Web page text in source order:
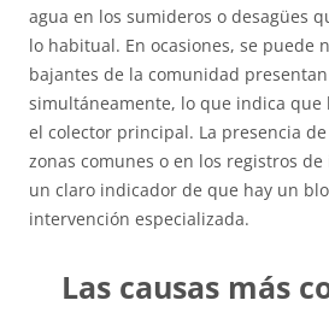
agua en los sumideros o desagües
lo habitual. En ocasiones, se puede
bajantes de la comunidad
simultáneamente, lo que indica que
el colector principal. La presencia
zonas comunes o en los registros
un claro indicador de que hay un
intervención especializada.
Las causas más